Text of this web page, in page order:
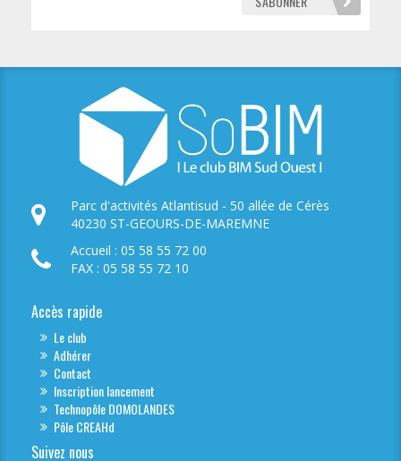
Parc d'activités Atlantisud - 50 allée de Cérès
40230 ST-GEOURS-DE-MAREMNE
Accueil : 05 58 55 72 00
FAX : 05 58 55 72 10
Accès rapide
Le club
Adhérer
Contact
Inscription lancement
Technopôle DOMOLANDES
Pôle CREAHd
Suivez nous